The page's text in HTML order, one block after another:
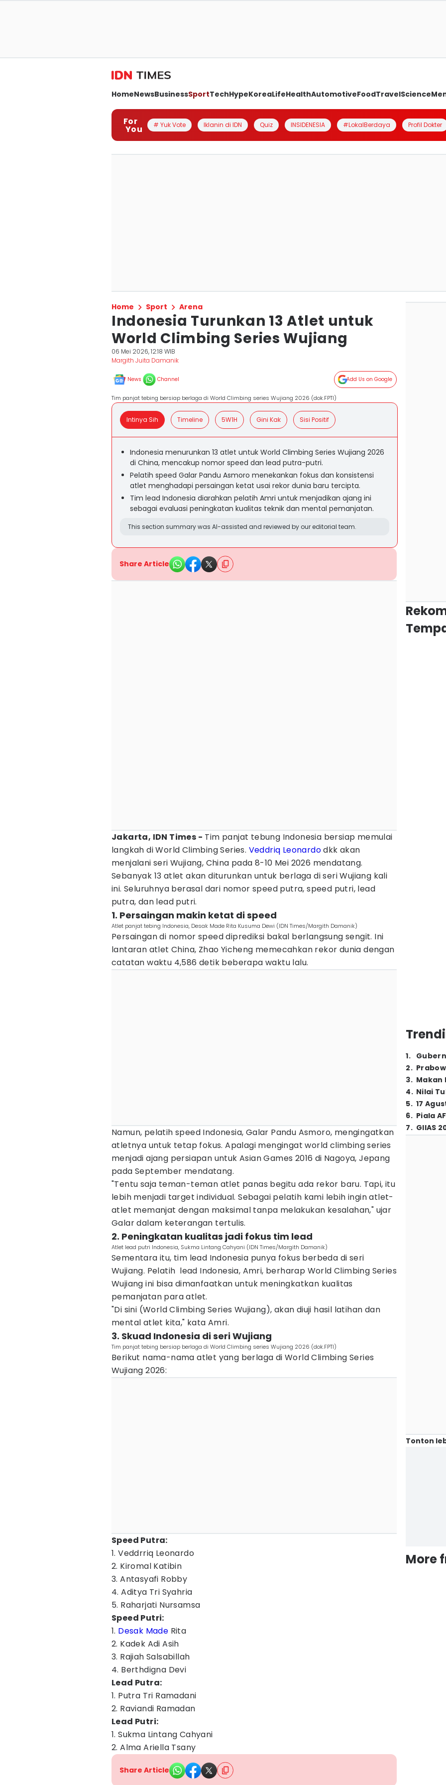
HomeNewsBusinessSportTechHypeKoreaLifeHealthAutomotiveFoodTravelScience
For
You # Yuk Vote Iklanin di IDN Quiz INSIDENESIA #LokalBerdaya Profil Dokter
Home Sport Arena
Indonesia Turunkan 13 Atlet untuk
World Climbing Series Wujiang
06 Mei 2026, 12:18 WIB
Margith Juita Damanik
News Channel Add Us on Google
Tim panjat tebing bersiap berlaga di World Climbing series Wujiang 2026 (dok.FPTI)
Intinya Sih Timeline 5W1H Gini Kak Sisi Positif
Indonesia menurunkan 13 atlet untuk World Climbing Series Wujiang 2026
di China, mencakup nomor speed dan lead putra-putri.
Pelatih speed Galar Pandu Asmoro menekankan fokus dan konsistensi
atlet menghadapi persaingan ketat usai rekor dunia baru tercipta.
Tim lead Indonesia diarahkan pelatih Amri untuk menjadikan ajang ini
sebagai evaluasi peningkatan kualitas teknik dan mental pemanjatan.
This section summary was AI-assisted and reviewed by our editorial team.
Share Article
Jakarta, IDN Times - Tim panjat tebung Indonesia bersiap memulai
langkah di World Climbing Series. Veddriq Leonardodkk akan
menjalani seri Wujiang, China pada 8-10 Mei 2026 mendatang.
Sebanyak 13 atlet akan diturunkan untuk berlaga di seri Wujiang kali
ini. Seluruhnya berasal dari nomor speed putra, speed putri, lead
putra, dan lead putri.
1. Persaingan makin ketat di speed
Atlet panjat tebing Indonesia, Desak Made Rita Kusuma Dewi (IDN Times/Margith Damanik)
Persaingan di nomor speed diprediksi bakal berlangsung sengit. Ini
lantaran atlet China, Zhao Yicheng memecahkan rekor dunia dengan
catatan waktu 4,586 detik beberapa waktu lalu.
Namun, pelatih speed Indonesia, Galar Pandu Asmoro, mengingatkan
atletnya untuk tetap fokus. Apalagi mengingat world climbing series
menjadi ajang persiapan untuk Asian Games 2016 di Nagoya, Jepang
pada September mendatang.
"Tentu saja teman-teman atlet panas begitu ada rekor baru. Tapi, itu
lebih menjadi target individual. Sebagai pelatih kami lebih ingin atlet-
atlet memanjat dengan maksimal tanpa melakukan kesalahan," ujar
Galar dalam keterangan tertulis.
2. Peningkatan kualitas jadi fokus tim lead
Atlet lead putri Indonesia, Sukma Lintang Cahyani (IDN Times/Margith Damanik)
Sementara itu, tim lead Indonesia punya fokus berbeda di seri
Wujiang. Pelatih lead Indonesia, Amri, berharap World Climbing Series
Wujiang ini bisa dimanfaatkan untuk meningkatkan kualitas
pemanjatan para atlet.
"Di sini (World Climbing Series Wujiang), akan diuji hasil latihan dan
mental atlet kita," kata Amri.
3. Skuad Indonesia di seri Wujiang
Tim panjat tebing bersiap berlaga di World Climbing series Wujiang 2026 (dok.FPTI)
Berikut nama-nama atlet yang berlaga di World Climbing Series
Wujiang 2026:
Speed Putra:
1. Veddrriq Leonardo
2. Kiromal Katibin
3. Antasyafi Robby
4. Aditya Tri Syahria
5. Raharjati Nursamsa
Speed Putri:
1. Desak Made Rita
2. Kadek Adi Asih
3. Rajiah Salsabillah
4. Berthdigna Devi
Lead Putra:
1. Putra Tri Ramadani
2. Raviandi Ramadan
Lead Putri:
1. Sukma Lintang Cahyani
2. Alma Ariella Tsany
Share Article
1.
2.
3. Makan
4. Nilai
5. 17
6. Piala
7. GIIAS
Tonton
More